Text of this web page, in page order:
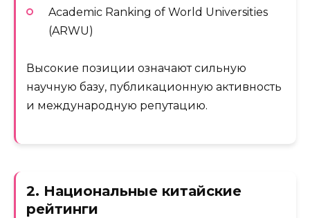
Academic Ranking of World Universities
(ARWU)
Высокие позиции означают сильную
научную базу, публикационную активность
и международную репутацию.
2. Национальные китайские
рейтинги